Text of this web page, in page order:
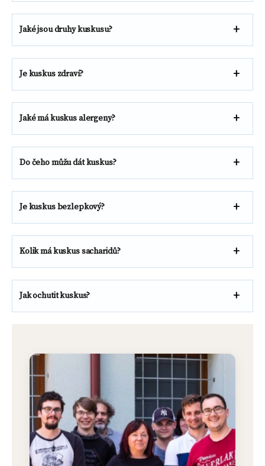
Jaké jsou druhy kuskusu?
Je kuskus zdraví?
Jaké má kuskus alergeny?
Do čeho můžu dát kuskus?
Je kuskus bezlepkový?
Kolik má kuskus sacharidů?
Jak ochutit kuskus?